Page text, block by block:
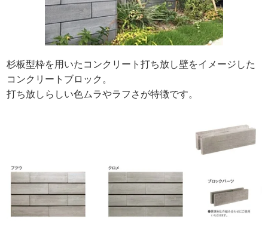
杉板型枠を用いたコンクリート打ち放し壁をイメージした
コンクリートブロック。
打ち放しらしい色ムラやラフさが特徴です。